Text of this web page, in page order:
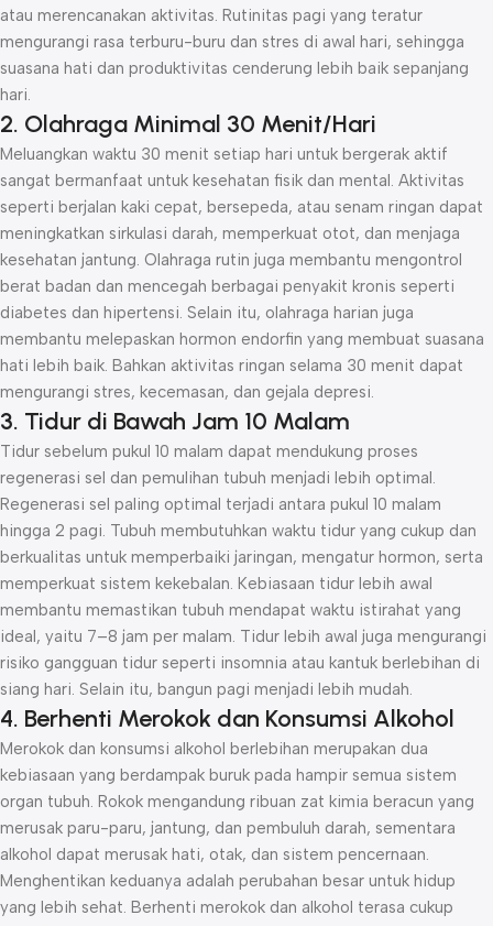
atau merencanakan aktivitas. Rutinitas pagi yang teratur
mengurangi rasa terburu-buru dan stres di awal hari, sehingga
suasana hati dan produktivitas cenderung lebih baik sepanjang
hari.
2. Olahraga Minimal 30 Menit/Hari
Meluangkan waktu 30 menit setiap hari untuk bergerak aktif
sangat bermanfaat untuk kesehatan fisik dan mental. Aktivitas
seperti berjalan kaki cepat, bersepeda, atau senam ringan dapat
meningkatkan sirkulasi darah, memperkuat otot, dan menjaga
kesehatan jantung. Olahraga rutin juga membantu mengontrol
berat badan dan mencegah berbagai penyakit kronis seperti
diabetes dan hipertensi. Selain itu, olahraga harian juga
membantu melepaskan hormon endorfin yang membuat suasana
hati lebih baik. Bahkan aktivitas ringan selama 30 menit dapat
mengurangi stres, kecemasan, dan gejala depresi.
3. Tidur di Bawah Jam 10 Malam
Tidur sebelum pukul 10 malam dapat mendukung proses
regenerasi sel dan pemulihan tubuh menjadi lebih optimal.
Regenerasi sel paling optimal terjadi antara pukul 10 malam
hingga 2 pagi. Tubuh membutuhkan waktu tidur yang cukup dan
berkualitas untuk memperbaiki jaringan, mengatur hormon, serta
memperkuat sistem kekebalan. Kebiasaan tidur lebih awal
membantu memastikan tubuh mendapat waktu istirahat yang
ideal, yaitu 7–8 jam per malam. Tidur lebih awal juga mengurangi
risiko gangguan tidur seperti insomnia atau kantuk berlebihan di
siang hari. Selain itu, bangun pagi menjadi lebih mudah.
4. Berhenti Merokok dan Konsumsi Alkohol
Merokok dan konsumsi alkohol berlebihan merupakan dua
kebiasaan yang berdampak buruk pada hampir semua sistem
organ tubuh. Rokok mengandung ribuan zat kimia beracun yang
merusak paru-paru, jantung, dan pembuluh darah, sementara
alkohol dapat merusak hati, otak, dan sistem pencernaan.
Menghentikan keduanya adalah perubahan besar untuk hidup
yang lebih sehat. Berhenti merokok dan alkohol terasa cukup